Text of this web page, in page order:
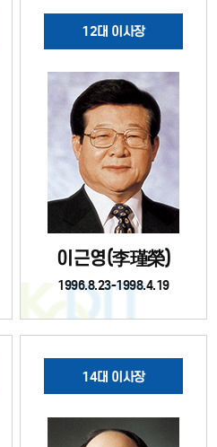
12대 이사장
이근영(李瑾榮)
1996.8.23-1998.4.19
14대 이사장